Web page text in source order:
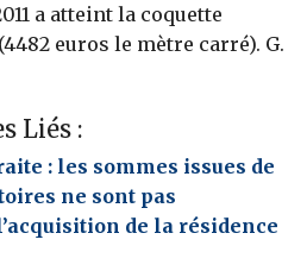
a atteint la coquette
euros le mètre carré). G.
Liés :
: les sommes issues de
ne sont pas
de la résidence